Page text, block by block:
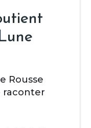
Rousse
raconter